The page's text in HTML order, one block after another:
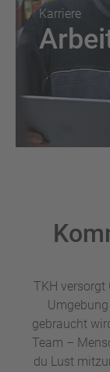
Karriere
TKH versorgt
gebraucht
Team –
du Lust